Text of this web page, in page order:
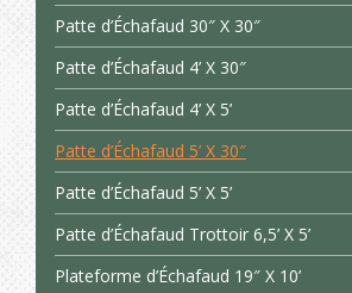
Patte d’Échafaud 30″ X 30″
Patte d’Échafaud 4’ X 30″
Patte d’Échafaud 4’ X 5’
Patte d’Échafaud 5’ X 30″
Patte d’Échafaud 5’ X 5’
Patte d’Échafaud Trottoir 6,5’ X 5’
Plateforme d’Échafaud 19″ X 10’